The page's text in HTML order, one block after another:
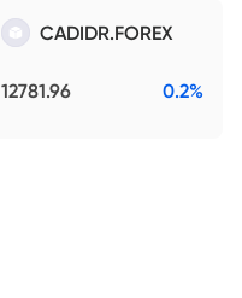
CADIDR.FOREX
12781.96 0.2%